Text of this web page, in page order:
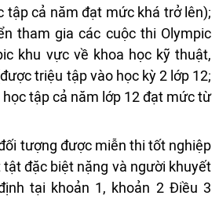
tập cả năm đạt mức khá trở lên);
tham gia các cuộc thi Olympic
khu vực về khoa học kỹ thuật,
triệu tập vào học kỳ 2 lớp 12;
tập cả năm lớp 12 đạt mức từ
tượng được miễn thi tốt nghiệp
đặc biệt nặng và người khuyết
tại khoản 1, khoản 2 Điều 3